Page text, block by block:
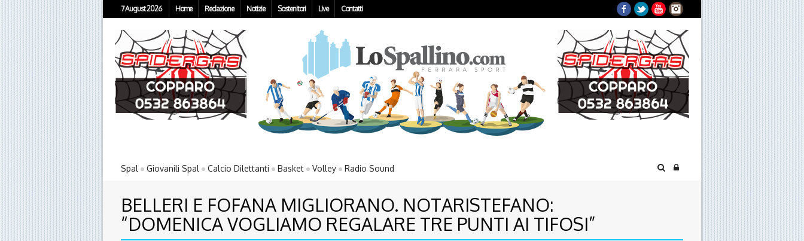
7 August 2026 Home Redazione Notizie Sostenitori Live Contatti Facebook
TwitterYouTubeInstagram
Spal Giovanili Spal Calcio Dilettanti Basket Volley Radio Sound
BELLERI E FOFANA MIGLIORANO. NOTARISTEFANO:
“DOMENICA VOGLIAMO REGALARE TRE PUNTI AI TIFOSI”